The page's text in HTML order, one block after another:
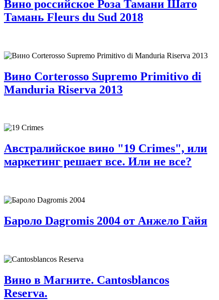
Вино российское Роза Тамани Шато
Тамань Fleurs du Sud 2018
Вино Corterosso Supremo Primitivo di
Manduria Riserva 2013
Австралийское вино "19 Crimes", или
маркетинг решает все. Или не все?
Бароло Dagromis 2004 от Анжело Гайя
Вино в Магните. Cantosblancos
Reserva.